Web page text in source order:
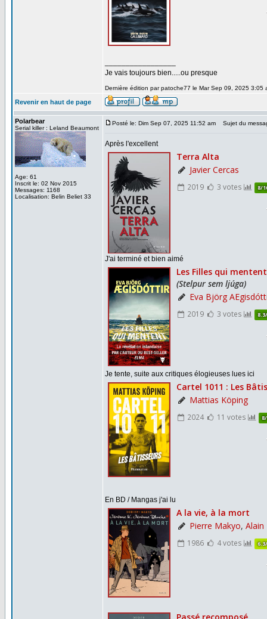
Je vais toujours bien.....ou presque
Dernière édition par patoche77 le Mar Sep 09, 2025 3:05
Revenir en haut de page
Polarbear
Serial killer : Leland Beaumont
Age: 61
Inscrit le: 02 Nov 2015
Messages: 1168
Localisation: Belin Beliet 33
Posté le: Dim Sep 07, 2025 11:52 am Sujet du
Après l'excellent
J'ai terminé et bien aimé
Je tente, suite aux critiques élogieuses lues ici
En BD / Mangas j'ai lu